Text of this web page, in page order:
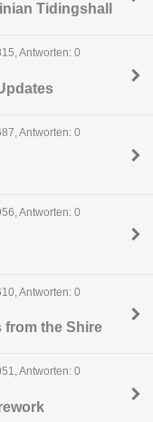
Tidingshall
Antworten: 0
Antworten: 0
Antworten: 0
Antworten: 0
from the Shire
Antworten: 0